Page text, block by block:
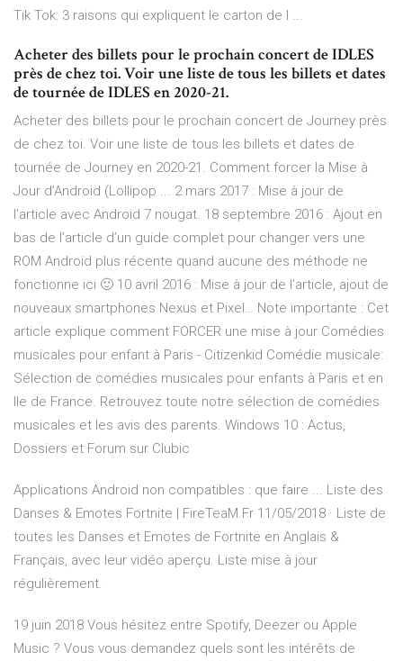
Tik Tok: 3 raisons qui expliquent le carton de l ...
Acheter des billets pour le prochain concert de IDLES
près de chez toi. Voir une liste de tous les billets et dates
de tournée de IDLES en 2020-21.
Acheter des billets pour le prochain concert de Journey près
de chez toi. Voir une liste de tous les billets et dates de
tournée de Journey en 2020-21. Comment forcer la Mise à
Jour d’Android (Lollipop ... 2 mars 2017 : Mise à jour de
l’article avec Android 7 nougat. 18 septembre 2016 : Ajout en
bas de l’article d’un guide complet pour changer vers une
ROM Android plus récente quand aucune des méthode ne
fonctionne ici 🙂 10 avril 2016 : Mise à jour de l’article, ajout de
nouveaux smartphones Nexus et Pixel… Note importante : Cet
article explique comment FORCER une mise à jour Comédies
musicales pour enfant à Paris - Citizenkid Comédie musicale:
Sélection de comédies musicales pour enfants à Paris et en
Ile de France. Retrouvez toute notre sélection de comédies
musicales et les avis des parents. Windows 10 : Actus,
Dossiers et Forum sur Clubic
Applications Android non compatibles : que faire ... Liste des
Danses & Emotes Fortnite | FireTeaM.Fr 11/05/2018 · Liste de
toutes les Danses et Emotes de Fortnite en Anglais &
Français, avec leur vidéo aperçu. Liste mise à jour
régulièrement.
19 juin 2018 Vous hésitez entre Spotify, Deezer ou Apple
Music ? Vous vous demandez quels sont les intérêts de